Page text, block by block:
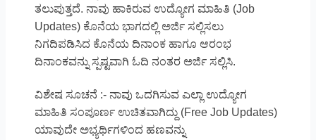
ತಲುಪುತ್ತದೆ. ನಾವು ಹಾಕಿರುವ ಉದ್ಯೋಗ ಮಾಹಿತಿ (Job
Updates) ಕೊನೆಯ ಭಾಗದಲ್ಲಿ ಅರ್ಜಿ ಸಲ್ಲಿಸಲು
ನಿಗದಿಪಡಿಸಿದ ಕೊನೆಯ ದಿನಾಂಕ ಹಾಗೂ ಆರಂಭ
ದಿನಾಂಕವನ್ನು ಸ್ಪಷ್ಟವಾಗಿ ಓದಿ ನಂತರ ಅರ್ಜಿ ಸಲ್ಲಿಸಿ.
ವಿಶೇಷ ಸೂಚನೆ :- ನಾವು ಒದಗಿಸುವ ಎಲ್ಲಾ ಉದ್ಯೋಗ
ಮಾಹಿತಿ ಸಂಪೂರ್ಣ ಉಚಿತವಾಗಿದ್ದು (Free Job Updates)
ಯಾವುದೇ ಅಭ್ಯರ್ಥಿಗಳಿಂದ ಹಣವನ್ನು